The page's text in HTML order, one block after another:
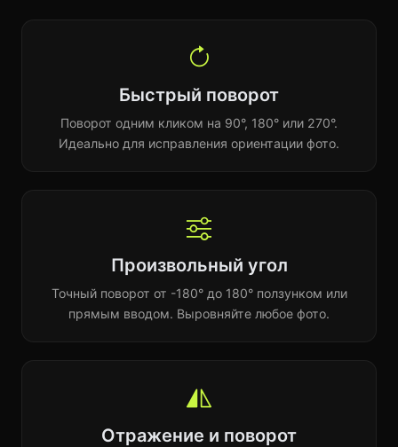
Быстрый поворот
Поворот одним кликом на 90°, 180° или 270°.
Идеально для исправления ориентации фото.
Произвольный угол
Точный поворот от -180° до 180° ползунком или
прямым вводом. Выровняйте любое фото.
Отражение и поворот